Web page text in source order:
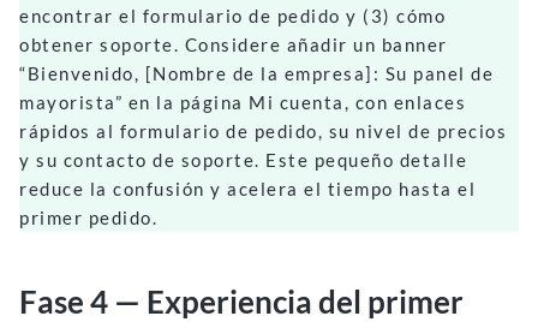
encontrar el formulario de pedido y (3) cómo
obtener soporte. Considere añadir un banner
“Bienvenido, [Nombre de la empresa]: Su panel de
mayorista” en la página Mi cuenta, con enlaces
rápidos al formulario de pedido, su nivel de precios
y su contacto de soporte. Este pequeño detalle
reduce la confusión y acelera el tiempo hasta el
primer pedido.
Fase 4 — Experiencia del primer